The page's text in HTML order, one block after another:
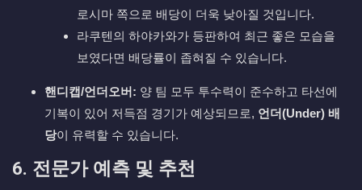
로시마 쪽으로 배당이 더욱 낮아질 것입니다.
라쿠텐의 하야카와가 등판하여 최근 좋은 모습을
보였다면 배당률이 좁혀질 수 있습니다.
핸디캡/언더오버: 양 팀 모두 투수력이 준수하고 타선에
기복이 있어 저득점 경기가 예상되므로, 언더(Under) 배
당이 유력할 수 있습니다.
6. 전문가 예측 및 추천